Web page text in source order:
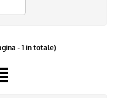
- 1 in totale)